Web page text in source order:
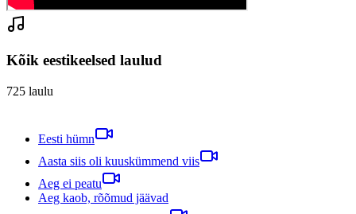
Kõik eestikeelsed laulud
725 laulu
Eesti hümn
Aasta siis oli kuuskümmend viis
Aeg ei peatu
Aeg kaob, rõõmud jäävad